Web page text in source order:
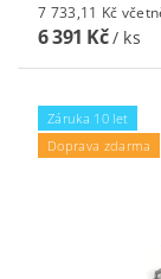
7 733,11
6 391 Kč/ ks
Záruka 10 let
Doprava zdarma